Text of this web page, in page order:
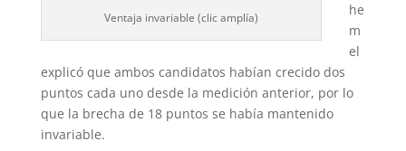
Ventaja invariable (clic amplía)
he
m
el
explicó que ambos candidatos habían crecido dos
puntos cada uno desde la medición anterior, por lo
que la brecha de 18 puntos se había mantenido
invariable.